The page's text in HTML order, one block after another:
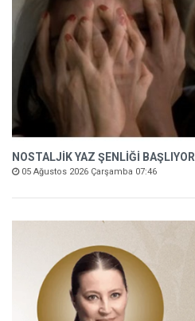
NOSTALJİK YAZ ŞENLİĞİ BAŞLIYOR
05 Ağustos 2026 Çarşamba 07:46